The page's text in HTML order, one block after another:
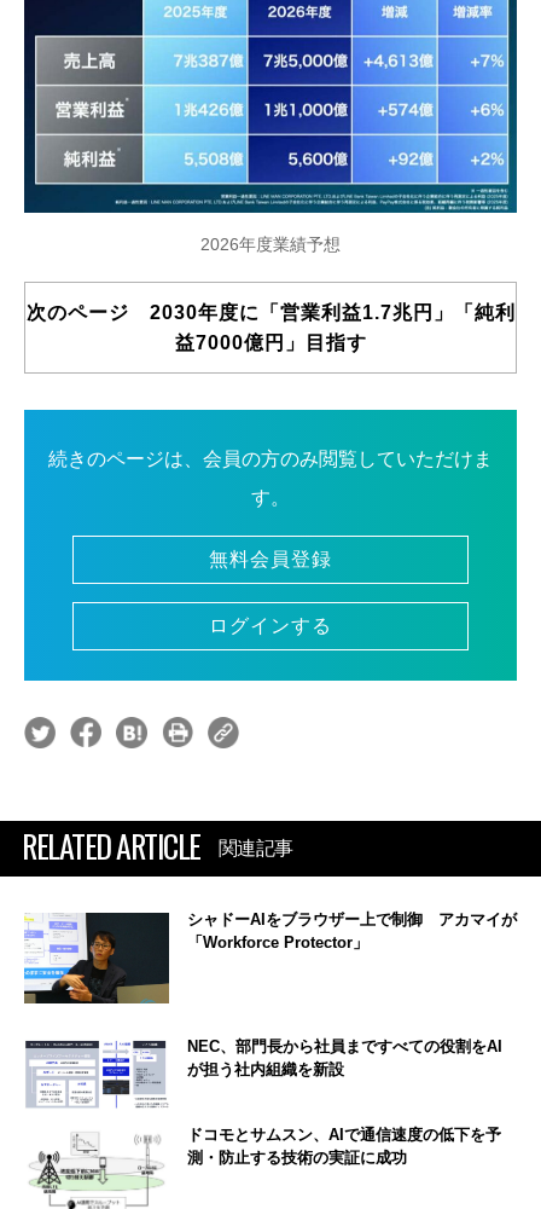
2026年度業績予想
次のページ 2030年度に「営業利益1.7兆円」「純利
益7000億円」目指す
続きのページは、会員の方のみ閲覧していただけま
す。
無料会員登録
ログインする
RELATED ARTICLE 関連記事
シャドーAIをブラウザー上で制御 アカマイが
「Workforce Protector」
NEC、部門長から社員まですべての役割をAI
が担う社内組織を新設
ドコモとサムスン、AIで通信速度の低下を予
測・防止する技術の実証に成功